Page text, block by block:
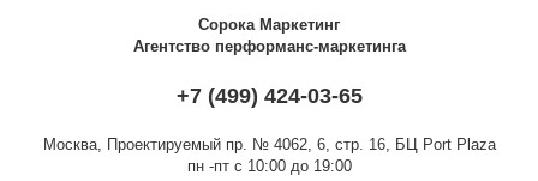
Сорока Маркетинг
Агентство перформанс-маркетинга
+7 (499) 424-03-65
Москва, Проектируемый пр. № 4062, 6, стр. 16, БЦ Port Plaza
пн -пт с 10:00 до 19:00